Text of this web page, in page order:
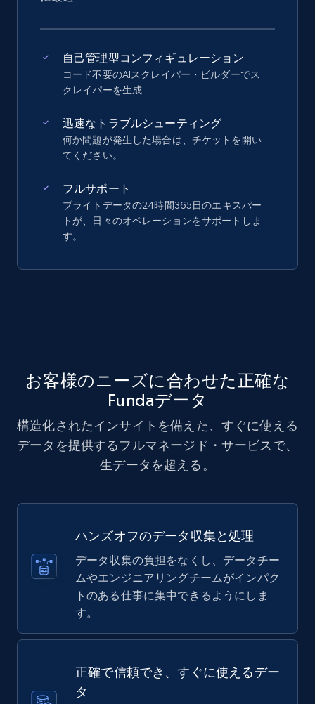
自己管理型コンフィギュレーション
コード不要のAIスクレイパー・ビルダーでス
クレイパーを生成
迅速なトラブルシューティング
何か問題が発生した場合は、チケットを開い
てください。
フルサポート
ブライトデータの24時間365日のエキスパー
トが、日々のオペレーションをサポートしま
す。
お客様のニーズに合わせた正確な
Fundaデータ
構造化されたインサイトを備えた、すぐに使える
データを提供するフルマネージド・サービスで、
生データを超える。
ハンズオフのデータ収集と処理
データ収集の負担をなくし、データチー
ムやエンジニアリングチームがインパク
トのある仕事に集中できるようにしま
す。
正確で信頼でき、すぐに使えるデー
タ